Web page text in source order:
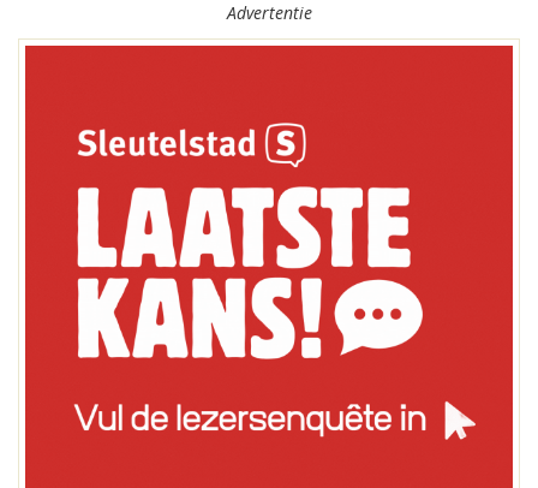
Advertentie